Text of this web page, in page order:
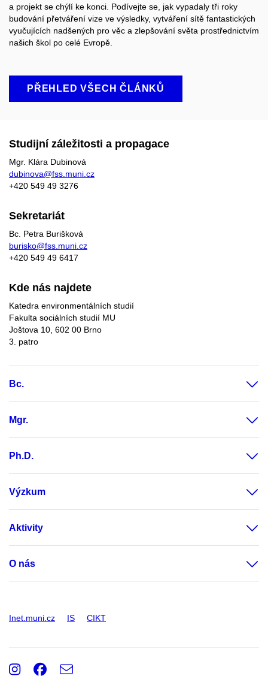
a projekt se chýlí ke konci. Podívejte se, jak vypadaly tři roky
budování přetváření vize ve výsledky, vytváření sítě fantastických
vyučujících nadšených pro věc a zlepšování světa prostřednictvím
našich škol po celé Evropě.
PŘEHLED VŠECH ČLÁNKŮ
Studijní záležitosti a propagace
Mgr. Klára Dubinová
dubinova@fss.muni.cz
+420 549 49 3276
Sekretariát
Bc. Petra Burišková
burisko@fss.muni.cz
+420 549 49 6417
Kde nás najdete
Katedra environmentálních studií
Fakulta sociálních studií MU
Joštova 10, 602 00 Brno
3. patro
Bc.
Mgr.
Ph.D.
Výzkum
Aktivity
O nás
Inet.muni.cz IS CIKT
Instagram
Facebook
e-